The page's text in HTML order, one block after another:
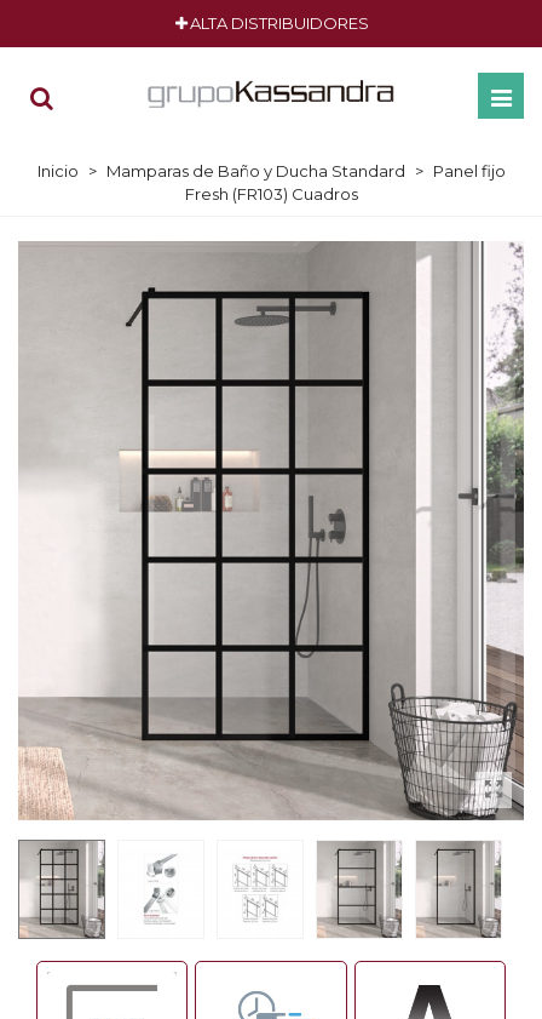
ALTA DISTRIBUIDORES
Inicio > Mamparas de Baño y Ducha Standard > Panel fijo
Fresh (FR103) Cuadros